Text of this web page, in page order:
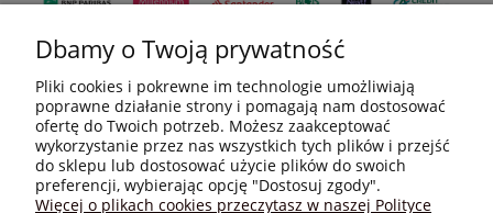
MOJE KONTO
Dbamy o Twoją prywatność
Pliki cookies i pokrewne im technologie umożliwiają
poprawne działanie strony i pomagają nam dostosować
ofertę do Twoich potrzeb. Możesz zaakceptować
wykorzystanie przez nas wszystkich tych plików i przejść
do sklepu lub dostosować użycie plików do swoich
preferencji, wybierając opcję "Dostosuj zgody".
Więcej o plikach cookies przeczytasz w naszej Polityce